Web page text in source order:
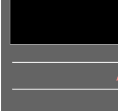
информационный